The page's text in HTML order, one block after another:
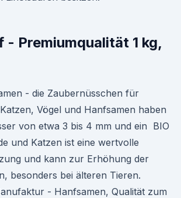
- Premiumqualität 1 kg,
- die Zaubernüsschen für
Vögel und Hanfsamen haben
von etwa 3 bis 4 mm und ein BIO
und Katzen ist eine wertvolle
und kann zur Erhöhung der
besonders bei älteren Tieren.
- Hanfsamen, Qualität zum